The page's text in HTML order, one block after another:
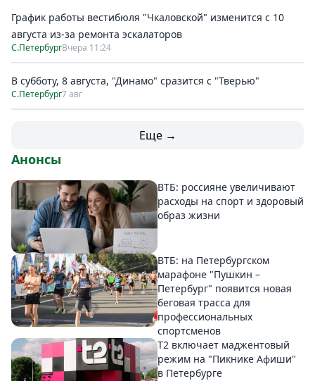
График работы вестибюля "Чкаловской" изменится с 10
августа из-за ремонта эскалаторов
С.ПетербургВчера 11:24
В субботу, 8 августа, "Динамо" сразится с "Тверью"
С.Петербург7 авг
Еще →
Анонсы
ВТБ: россияне увеличивают
расходы на спорт и здоровый
образ жизни
ВТБ: на Петербургском
марафоне "Пушкин –
Петербург" появится новая
беговая трасса для
профессиональных
спортсменов
Т2 включает маджентовый
режим на "Пикнике Афиши"
в Петербурге